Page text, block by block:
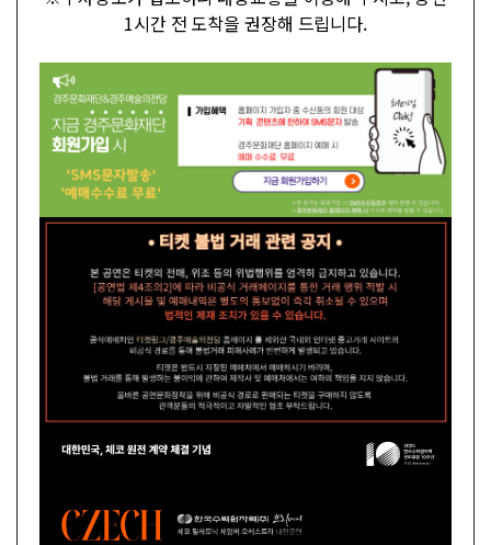
1시간 전 도착을 권장해 드립니다.